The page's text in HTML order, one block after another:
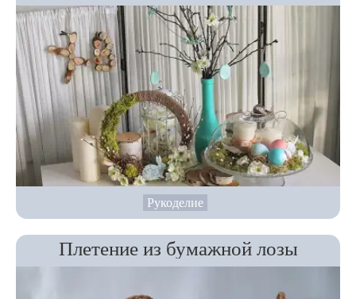
Рукоделие
Плетение из бумажной лозы